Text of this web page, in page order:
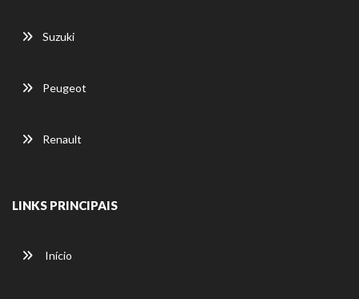
Suzuki
Peugeot
Renault
LINKS PRINCIPAIS
Início